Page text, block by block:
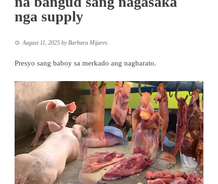
nga supply
August 11, 2025 by Barbara Mijares
Presyo sang baboy sa merkado ang nagbarato.